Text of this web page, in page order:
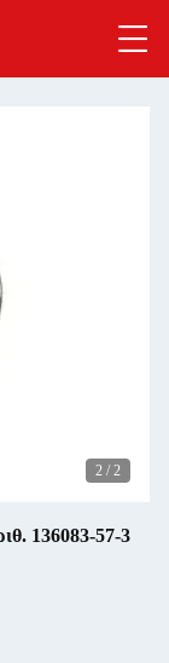
2 / 2
136083-57-3